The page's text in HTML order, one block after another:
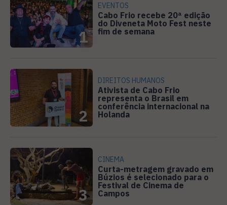
1
EVENTOS
Cabo Frio recebe 20ª edição
do Diveneta Moto Fest neste
fim de semana
2
DIREITOS HUMANOS
Ativista de Cabo Frio
representa o Brasil em
conferência internacional na
Holanda
3
CINEMA
Curta-metragem gravado em
Búzios é selecionado para o
Festival de Cinema de
Campos